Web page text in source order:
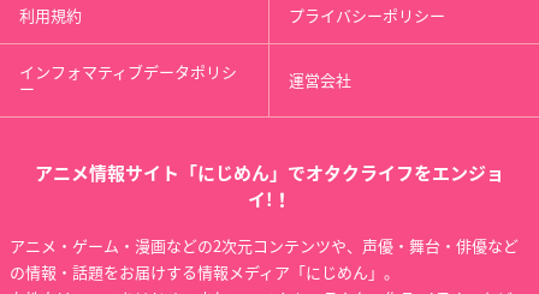
利用規約 プライバシーポリシー
インフォマティブデータポリシ
ー 運営会社
アニメ情報サイト「にじめん」でオタクライフをエンジョ
イ!！
アニメ・ゲーム・漫画などの2次元コンテンツや、声優・舞台・俳優など
の情報・話題をお届けする情報メディア「にじめん」。